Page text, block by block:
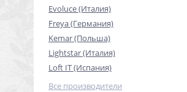
Evoluce (Италия)
Freya (Германия)
Kemar (Польша)
Lightstar (Италия)
Loft IT (Испания)
Все производители